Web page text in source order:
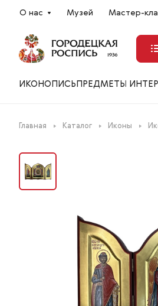
О нас Музей Мастер-
ИКОНОПИСЬ ПРЕДМЕТЫ
Главная Каталог Иконы